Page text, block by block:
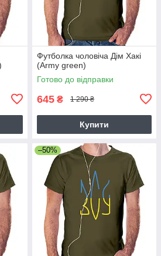
Футболка чоловіча Дім Хакі
(Army green)
Готово до відправки
645 ₴ 1 290 ₴
Купити
–50%